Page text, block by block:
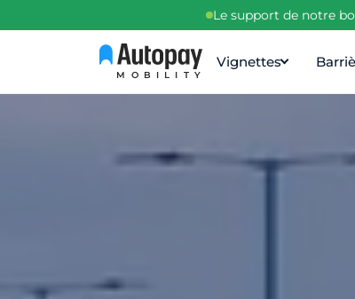
Le support de notre
MOBILITY
Vignettes